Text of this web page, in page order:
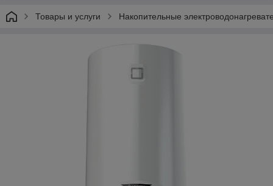
Товары и услуги Накопительные